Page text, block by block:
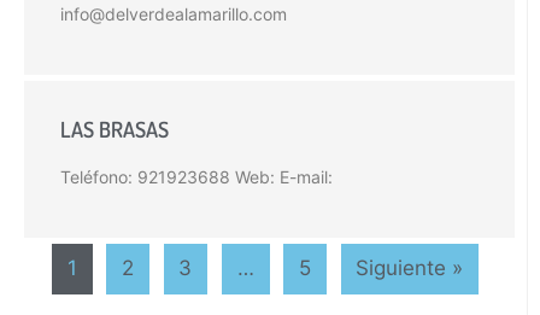
info@delverdealamarillo.com
LAS BRASAS
Teléfono: 921923688 Web: E-mail:
1 2 3 … 5 Siguiente »